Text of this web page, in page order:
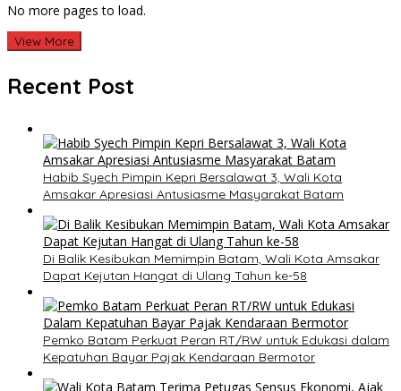
No more pages to load.
View More
Recent Post
Habib Syech Pimpin Kepri Bersalawat 3, Wali Kota
Amsakar Apresiasi Antusiasme Masyarakat Batam
Di Balik Kesibukan Memimpin Batam, Wali Kota Amsakar
Dapat Kejutan Hangat di Ulang Tahun ke-58
Pemko Batam Perkuat Peran RT/RW untuk Edukasi dalam
Kepatuhan Bayar Pajak Kendaraan Bermotor